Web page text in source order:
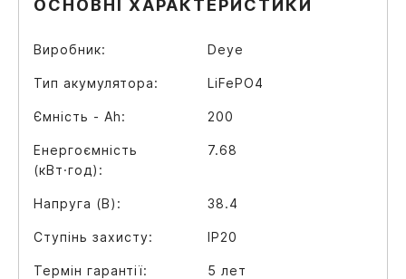
ОСНОВНІ ХАРАКТЕРИСТИКИ
Виробник: Deye
Тип акумулятора: LiFePO4
Ємність - Аh: 200
Енергоємність
(кВт·год):
7.68
Напруга (В): 38.4
Ступінь захисту: IP20
Термін гарантії: 5 лет